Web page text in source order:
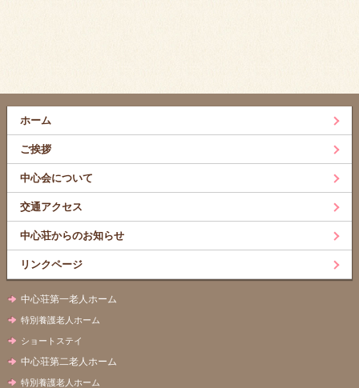
ホーム
ご挨拶
中心会について
交通アクセス
中心荘からのお知らせ
リンクページ
中心荘第一老人ホーム
特別養護老人ホーム
ショートステイ
中心荘第二老人ホーム
特別養護老人ホーム